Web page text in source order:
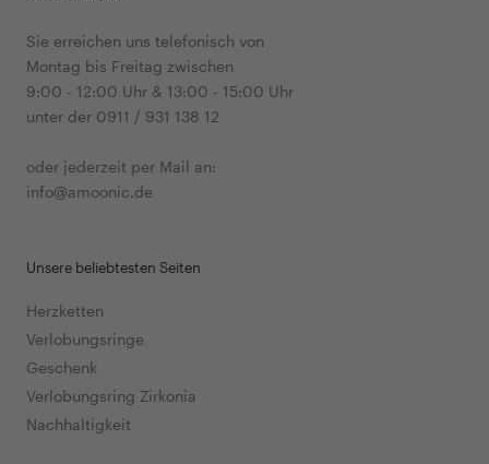
Sie erreichen uns telefonisch von
Montag bis Freitag zwischen
9:00 - 12:00 Uhr & 13:00 - 15:00 Uhr
unter der 0911 / 931 138 12
oder jederzeit per Mail an:
info@amoonic.de
Unsere beliebtesten Seiten
Herzketten
Verlobungsringe
Geschenk
Verlobungsring Zirkonia
Nachhaltigkeit